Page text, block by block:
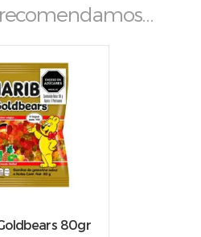
80gr